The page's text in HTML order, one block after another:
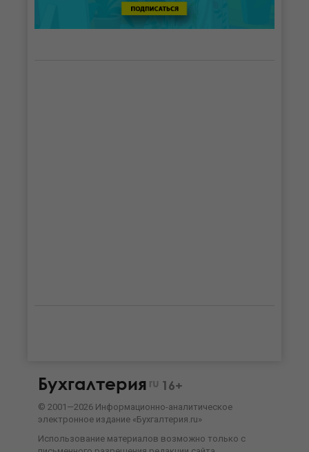
Бухгалтерия ru 16+
© 2001—2026 Информационно-аналитическое
электронное издание «Бухгалтерия.ru»
Использование материалов возможно только с